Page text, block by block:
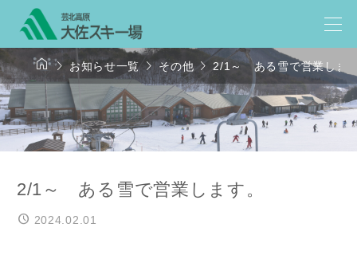
 お知らせ一覧その他2/1～ ある雪で営業しま
2/1～ ある雪で営業します。
2024.02.01